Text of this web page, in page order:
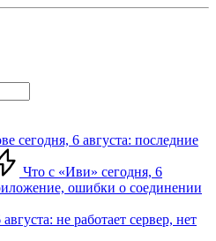
сегодня, 6 августа: последние
Что с «Иви» сегодня, 6
ошибки о соединении
не работает сервер, нет